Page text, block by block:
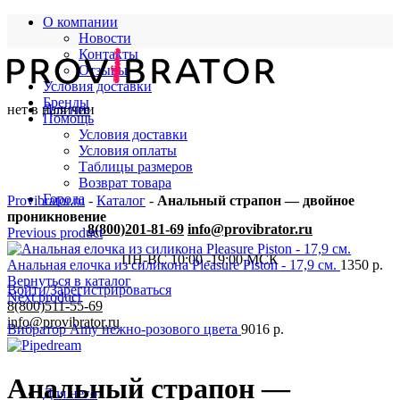
О компании
Новости
Контакты
Отзывы
Условия доставки
Бренды
Помощь
Условия доставки
Условия оплаты
Таблицы размеров
Возврат товара
Города
8(800)201-81-69 info@provibrator.ru
ПН-ВС 10:00 -19:00 МСК
Войти/Зарегистрироваться
8(800)511-55-69
info@provibrator.ru
Для нее
Для него
нет в наличии
Provibrator.ru - Каталог - Анальный страпон — двойное
проникновение
Previous product
Анальная елочка из силикона Pleasure Piston - 17,9 см. 1350 р.
Вернуться в каталог
Next product
Вибратор Amy нежно-розового цвета 9016 р.
Анальный страпон —